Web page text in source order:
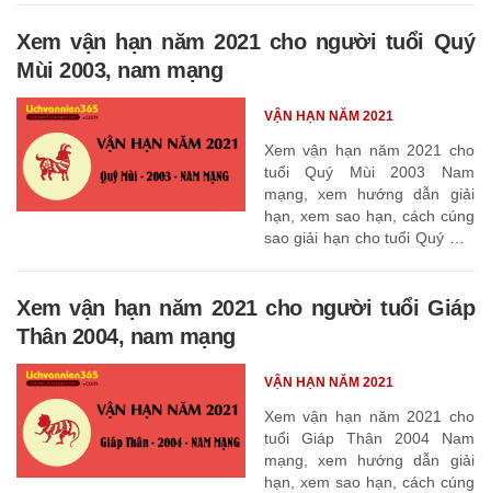
Xem vận hạn năm 2021 cho người tuổi Quý
Mùi 2003, nam mạng
Xem vận hạn năm 2021 cho
tuổi Quý Mùi 2003 Nam
mạng, xem hướng dẫn giải
hạn, xem sao hạn, cách cúng
sao giải hạn cho tuổi Quý Mùi
VẬN HẠN NĂM 2021
Xem vận hạn năm 2021 cho người tuổi Giáp
Thân 2004, nam mạng
Xem vận hạn năm 2021 cho
tuổi Giáp Thân 2004 Nam
mạng, xem hướng dẫn giải
hạn, xem sao hạn, cách cúng
VẬN HẠN NĂM 2021